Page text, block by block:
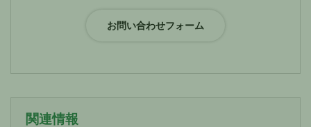
関連情報